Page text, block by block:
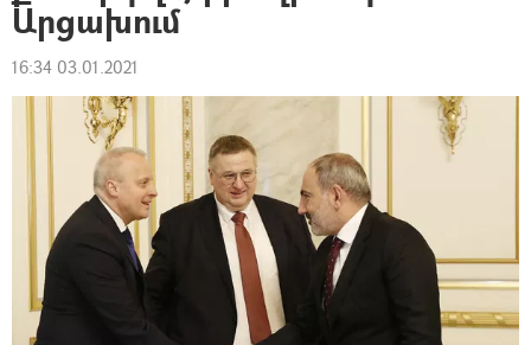
Արցախում
16:34 03.01.2021